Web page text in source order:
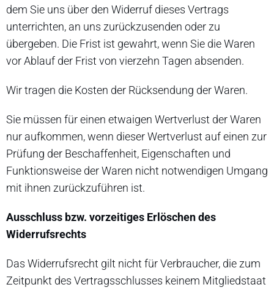
dem Sie uns über den Widerruf dieses Vertrags
unterrichten, an uns zurückzusenden oder zu
übergeben. Die Frist ist gewahrt, wenn Sie die Waren
vor Ablauf der Frist von vierzehn Tagen absenden.
Wir tragen die Kosten der Rücksendung der Waren.
Sie müssen für einen etwaigen Wertverlust der Waren
nur aufkommen, wenn dieser Wertverlust auf einen zur
Prüfung der Beschaffenheit, Eigenschaften und
Funktionsweise der Waren nicht notwendigen Umgang
mit ihnen zurückzuführen ist.
Ausschluss bzw. vorzeitiges Erlöschen des
Widerrufsrechts
Das Widerrufsrecht gilt nicht für Verbraucher, die zum
Zeitpunkt des Vertragsschlusses keinem Mitgliedstaat